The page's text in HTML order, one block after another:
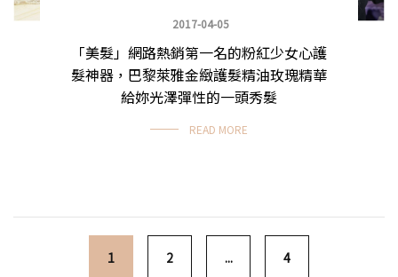
2017-04-05
「美髮」網路熱銷第一名的粉紅少女心護
髮神器，巴黎萊雅金緻護髮精油玫瑰精華
給妳光澤彈性的一頭秀髮
READ MORE
Posts navigation
1 2 ... 4